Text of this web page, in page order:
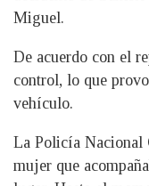
Miguel.
De acuerdo con el
control, lo que
vehículo.
La Policía Nacional
mujer que